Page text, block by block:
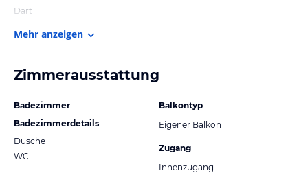
Dart
Mehr anzeigen
Zimmerausstattung
Badezimmer
Badezimmerdetails
Dusche
WC
Balkontyp
Eigener Balkon
Zugang
Innenzugang